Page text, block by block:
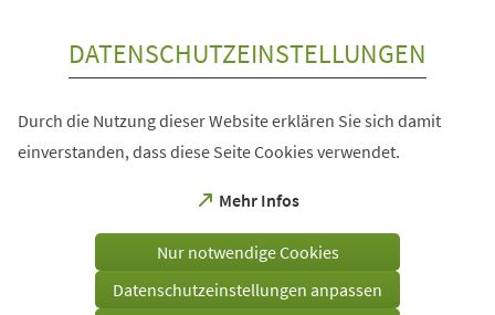
DATENSCHUTZEINSTELLUNGEN
Durch die Nutzung dieser Website erklären Sie sich damit
einverstanden, dass diese Seite Cookies verwendet.
Mehr Infos
(Öffnet
einem
Tab)
Nur notwendige Cookies
Datenschutzeinstellungen anpassen